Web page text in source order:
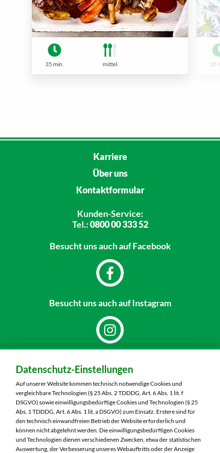
35 min. mittel 35
Karriere
Über uns
Kontaktformular
Kunden-Service:
Tel.:0800 00 333 52
Besucht unsauch auf Facebook
Besucht unsauch auf Instagram
MARKTKAUF Görlitz
Nieskyer Straße 100
02828 Görlitz
Telefon:03581 3670
Markt ändern
Datenschutz-Einstellungen
Auf unserer Website kommen technisch notwendige Cookies und
vergleichbare Technologien (§ 25 Abs. 2 TDDDG, Art. 6 Abs. 1 lit. f
DSGVO) sowie einwilligungsbedürftige Cookies und Technologien (§ 25
Abs. 1 TDDDG, Art. 6 Abs. 1 lit. a DSGVO) zum Einsatz. Erstere sind für
den technisch einwandfreien Betrieb der Website erforderlich und
können nicht abgelehnt werden. Die einwilligungsbedürftigen Cookies
und Technologien dienen verschiedenen Zwecken, etwa der statistischen
Auswertung, der Verbesserung unseres Webauftritts oder der Anzeige